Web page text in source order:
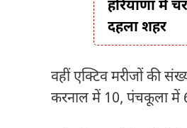
हरियाणा में
दहला शहर
वहीं एक्टिव मरीजों की
करनाल में 10, पंचकूला में